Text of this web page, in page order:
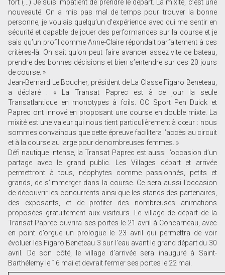
fort (...) Je suis impatient de prendre le départ. La mixité, c’est une
nouveauté. On a mis pas mal de temps pour trouver la bonne
personne, je voulais quelqu’un d’expérience avec qui me sentir en
sécurité et capable de jouer des performances sur la course et je
sais qu’un profil comme Anne-Claire répondait parfaitement à ces
critères-là. On sait qu'on peut faire avancer assez vite ce bateau,
prendre des bonnes décisions et bien s’entendre sur ces 20 jours
de course. »
Jean-Bernard Le Boucher, président de La Classe Figaro Beneteau,
a déclaré : « La Transat Paprec est à ce jour la seule
Transatlantique en monotypes à foils. OC Sport Pen Duick et
Paprec ont innové en proposant une course en double mixte. La
mixité est une valeur qui nous tient particulièrement à cœur : nous
sommes convaincus que cette épreuve facilitera l’accès au circuit
et à la course au large pour de nombreuses femmes. »
Défi nautique intense, la Transat Paprec est aussi l’occasion d’un
partage avec le grand public. Les Villages départ et arrivée
permettront à tous, néophytes comme passionnés, petits et
grands, de s’immerger dans la course. Ce sera aussi l’occasion
de découvrir les concurrents ainsi que les stands des partenaires,
des exposants, et de profiter des nombreuses animations
proposées gratuitement aux visiteurs. Le village de départ de la
Transat Paprec ouvrira ses portes le 21 avril à Concarneau, avec
en point d’orgue un prologue le 23 avril qui permettra de voir
évoluer les Figaro Beneteau 3 sur l’eau avant le grand départ du 30
avril. De son côté, le village d’arrivée sera inauguré à Saint-
Barthélemy le 16 mai et devrait fermer ses portes le 22 mai.